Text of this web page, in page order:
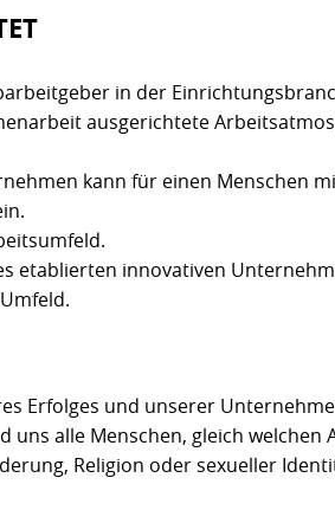
in der
ausgerichtete
kann für einen Menschen
etablierten innovativen
Erfolges und unserer
uns alle Menschen, gleich welchen
Religion oder sexueller